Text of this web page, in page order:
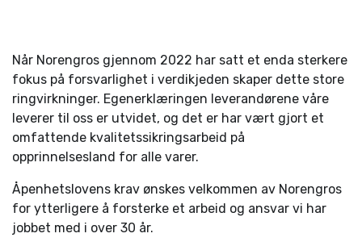
Når Norengros gjennom 2022 har satt et enda sterkere
fokus på forsvarlighet i verdikjeden skaper dette store
ringvirkninger. Egenerklæringen leverandørene våre
leverer til oss er utvidet, og det er har vært gjort et
omfattende kvalitetssikrings­arbeid på
opprinnelsesland for alle varer.
Åpenhetslovens krav ønskes velkommen av Norengros
for ytterligere å forsterke et arbeid og ansvar vi har
jobbet med i over 30 år.